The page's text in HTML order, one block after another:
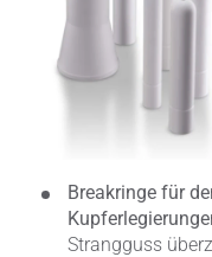
Breakringe für
Strangguss